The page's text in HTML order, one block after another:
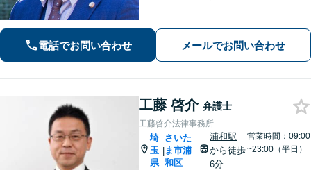
電話でお問い合わせ メールでお問い合わせ
工藤 啓介 弁護士
工藤啓介法律事務所
埼
玉
県
|
さいた
ま市浦
和区
浦和駅
から徒歩
6分
営業時間：09:00
~23:00（平日）